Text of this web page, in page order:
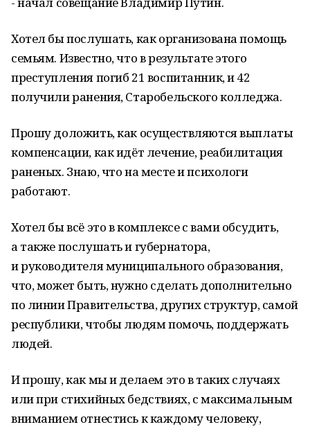
Хотел бы послушать, как организована помощь
семьям. Известно, что в результате этого
преступления погиб 21 воспитанник, и 42
получили ранения, Старобельского колледжа.
Прошу доложить, как осуществляются выплаты
компенсации, как идёт лечение, реабилитация
раненых. Знаю, что на месте и психологи
работают.
Хотел бы всё это в комплексе с вами обсудить,
а также послушать и губернатора,
и руководителя муниципального образования,
что, может быть, нужно сделать дополнительно
по линии Правительства, других структур, самой
республики, чтобы людям помочь, поддержать
людей.
И прошу, как мы и делаем это в таких случаях
или при стихийных бедствиях, с максимальным
вниманием отнестись к каждому человеку,